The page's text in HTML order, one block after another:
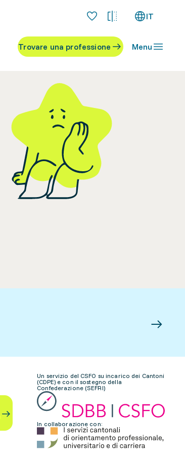
IT
Trovare una professione Menu
Un servizio del CSFO su incarico dei Cantoni
(CDPE) e con il sostegno della
Confederazione (SEFRI)
In collaborazione con: